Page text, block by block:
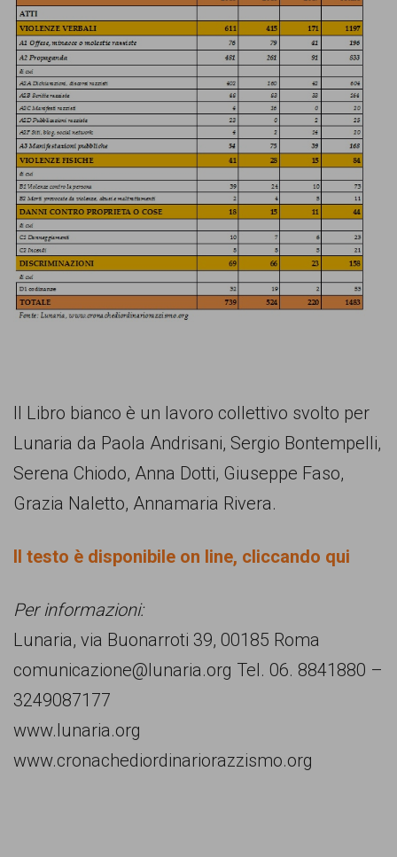
Il Libro bianco è un lavoro collettivo svolto per
Lunaria da Paola Andrisani, Sergio Bontempelli,
Serena Chiodo, Anna Dotti, Giuseppe Faso,
Grazia Naletto, Annamaria Rivera.
Il testo è disponibile on line, cliccando qui
Per informazioni:
Lunaria, via Buonarroti 39, 00185 Roma
comunicazione@lunaria.org Tel. 06. 8841880 –
3249087177
www.lunaria.org
www.cronachediordinariorazzismo.org